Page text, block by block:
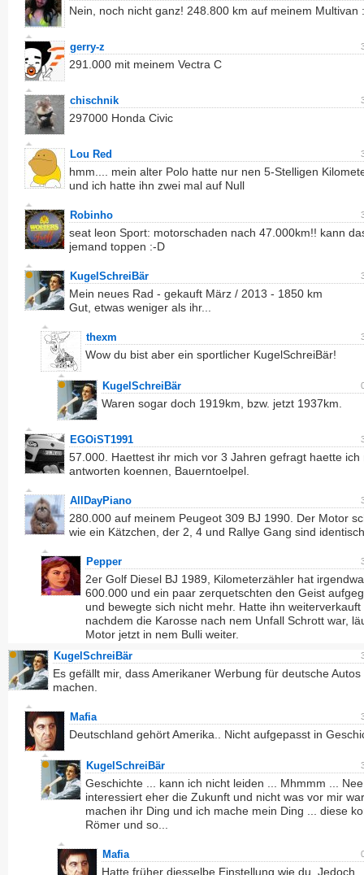
Nein, noch nicht ganz! 248.800 km auf meinem Multivan
gerry-z
291.000 mit meinem Vectra C
chischnik
297000 Honda Civic
Lou Red
hmm.... mein alter Polo hatte nur nen 5-Stelligen
und ich hatte ihn zwei mal auf Null
Robinho
seat leon Sport: motorschaden nach 47.000km!! kann
jemand toppen :-D
KugelSchreiBär
Mein neues Rad - gekauft März / 2013 - 1850 km
Gut, etwas weniger als ihr...
thexm
Wow du bist aber ein sportlicher KugelSchreiBär!
KugelSchreiBär
Waren sogar doch 1919km, bzw. jetzt 1937km.
EGOiST1991
57.000. Haettest ihr mich vor 3 Jahren gefragt haette ich
antworten koennen, Bauerntoelpel.
AllDayPiano
280.000 auf meinem Peugeot 309 BJ 1990. Der Motor
wie ein Kätzchen, der 2, 4 und Rallye Gang sind
Pepper
2er Golf Diesel BJ 1989, Kilometerzähler hat
600.000 und ein paar zerquetschten den Geist
und bewegte sich nicht mehr. Hatte ihn weiterverkauft
nachdem die Karosse nach nem Unfall Schrott war,
Motor jetzt in nem Bulli weiter.
KugelSchreiBär
Es gefällt mir, dass Amerikaner Werbung für deutsche Autos
machen.
Mafia
Deutschland gehört Amerika.. Nicht aufgepasst in
KugelSchreiBär
Geschichte ... kann ich nicht leiden ... Mhmmm ...
interessiert eher die Zukunft und nicht was vor mir
machen ihr Ding und ich mache mein Ding ... diese
Römer und so...
Mafia
Hatte früher diesselbe Einstellung wie du. Jedoch